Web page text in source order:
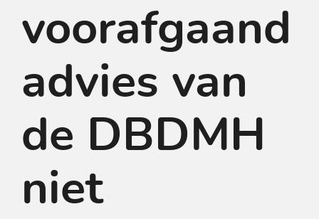
voorafgaand
advies van
de DBDMH
niet